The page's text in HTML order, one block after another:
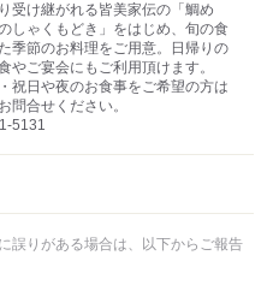
受け継がれる皆美家伝の「鯛め
しゃくもどき」をはじめ、旬の食
季節のお料理をご用意。日帰りの
やご宴会にもご利用頂けます。
祝日や夜のお食事をご希望の方は
問合せください。
5131
誤りがある場合は、以下からご報告